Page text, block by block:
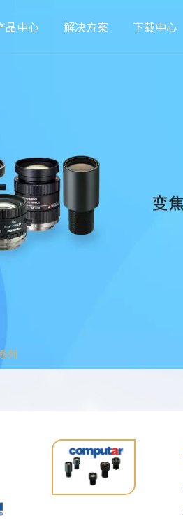
品中心 解决方案 下载中心
列